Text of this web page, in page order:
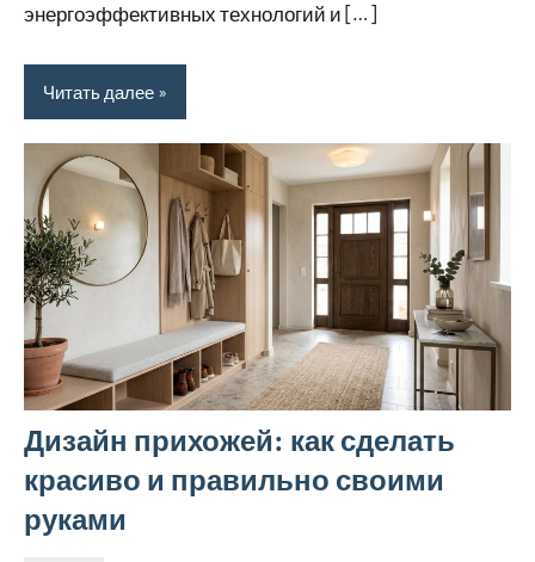
энергоэффективных технологий и […]
Читать далее
Дизайн прихожей: как сделать
красиво и правильно своими
руками